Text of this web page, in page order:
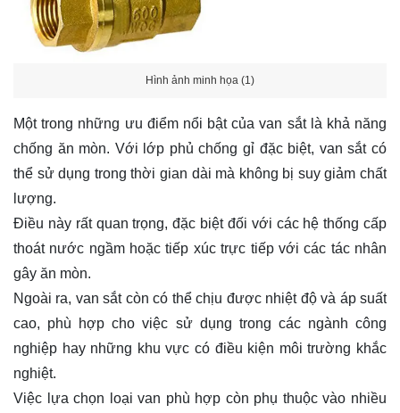
Hình ảnh minh họa (1)
Một trong những ưu điểm nổi bật của van sắt là khả năng
chống ăn mòn. Với lớp phủ chống gỉ đặc biệt, van sắt có
thể sử dụng trong thời gian dài mà không bị suy giảm chất
lượng.
Điều này rất quan trọng, đặc biệt đối với các hệ thống cấp
thoát nước ngầm hoặc tiếp xúc trực tiếp với các tác nhân
gây ăn mòn.
Ngoài ra, van sắt còn có thể chịu được nhiệt độ và áp suất
cao, phù hợp cho việc sử dụng trong các ngành công
nghiệp hay những khu vực có điều kiện môi trường khắc
nghiệt.
Việc lựa chọn loại van phù hợp còn phụ thuộc vào nhiều